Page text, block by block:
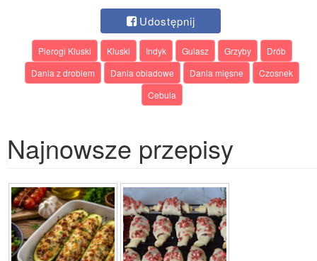
Udostępnij
Pierogi Kluski Kluski Indyk Gulasz Grzyby
Drób
Dania z drobiem
Dania obiadowe Dania mięsne
Czosnek
Cebula
Najnowsze przepisy